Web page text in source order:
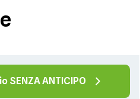
SENZA ANTICIPO